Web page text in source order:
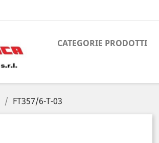
CATEGORIE PRODOTTI
FT357/6-T-03